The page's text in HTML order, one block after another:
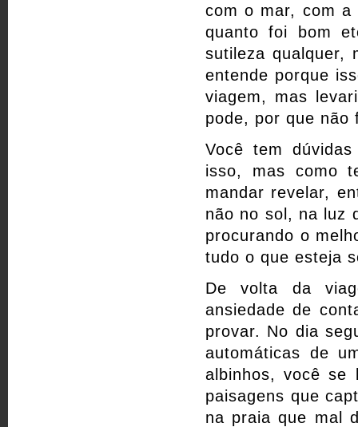
com o mar, com a
quanto foi bom
sutileza qualquer,
entende porque
viagem, mas
pode, por que não
Você tem
isso, mas como
mandar revelar,
não no sol, na luz
procurando o
tudo o que esteja
De volta da
ansiedade de
provar. No dia
automáticas de
albinhos, você se
paisagens que
na praia que mal